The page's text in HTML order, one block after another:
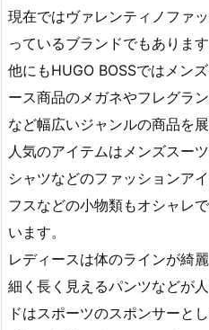
現在ではヴァレンティノファ
っているブランドでもあります
他にもHUGO BOSSではメン
ース商品のメガネやフレグラ
など幅広いジャンルの商品を展
人気のアイテムはメンズスー
シャツなどのファッションア
フスなどの小物類もオシャレ
います。
レディースは体のラインが綺
細く長く見えるパンツなどが
ドはスポーツのスポンサーと